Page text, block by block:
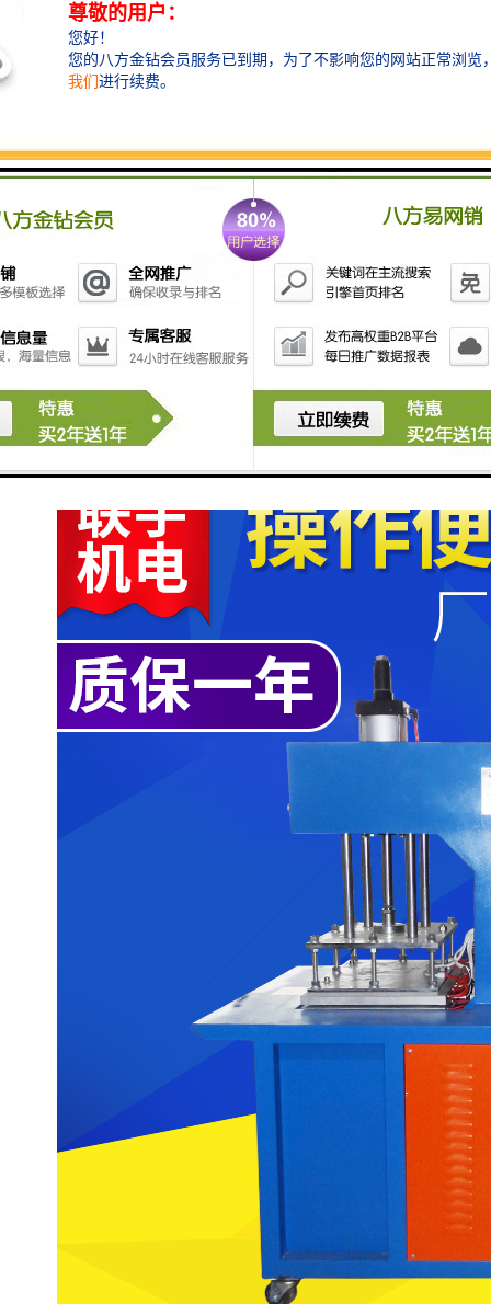
平板电脑包、相册、笔记本、皮革、真皮压印、羊毛衫
膜、张拉膜、遮阳、帐篷、膜结构伞、野战油库、索
膜、快速门、游乐设备、彩球气模、喷绘器材、塑料包
装、充气建筑物、防尘垫、电梯垫、汽车内饰、遮阳
板、汽车脚垫、输液袋、输 、袋、导尿袋、氧气袋、旅
游鞋、包装袋、旅游制品、游泳圈、名片夹、膜结构、
充气建筑、大型充气玩具、模型玩具、膜式工程、充气
模型等等。各种凹凸形状的花纹图案、字母文字的压